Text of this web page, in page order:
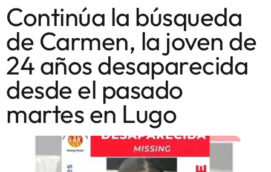
Continúa la búsqueda
de Carmen, la joven de
24 años desaparecida
desde el pasado
martes en Lugo